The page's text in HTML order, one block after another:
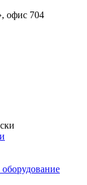
офис 704